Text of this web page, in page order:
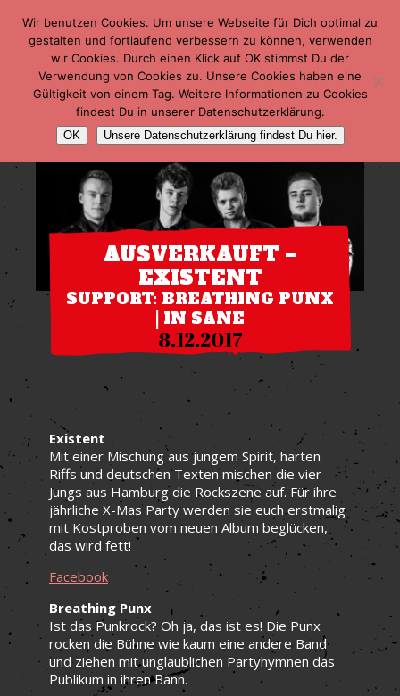
AUSVERKAUFT –
EXISTENT
SUPPORT: BREATHING PUNX
| IN SANE
8.12.2017
Existent
Mit einer Mischung aus jungem Spirit, harten
Riffs und deutschen Texten mischen die vier
Jungs aus Hamburg die Rockszene auf. Für ihre
jährliche X-Mas Party werden sie euch erstmalig
mit Kostproben vom neuen Album beglücken,
das wird fett!
Facebook
Breathing Punx
Ist das Punkrock? Oh ja, das ist es! Die Punx
rocken die Bühne wie kaum eine andere Band
und ziehen mit unglaublichen Partyhymnen das
Publikum in ihren Bann.
Wir benutzen Cookies. Um unsere Webseite für Dich optimal zu
gestalten und fortlaufend verbessern zu können, verwenden
wir Cookies. Durch einen Klick auf OK stimmst Du der
Verwendung von Cookies zu. Unsere Cookies haben eine
Gültigkeit von einem Tag. Weitere Informationen zu Cookies
findest Du in unserer Datenschutzerklärung.
OK Unsere Datenschutzerklärung findest Du hier.